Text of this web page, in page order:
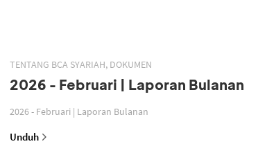
TENTANG BCA SYARIAH, DOKUMEN
2026 - Februari | Laporan Bulanan
2026 - Februari | Laporan Bulanan
Unduh